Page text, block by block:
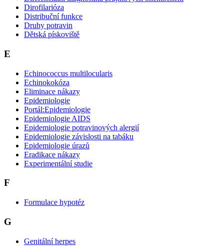
Dirofilarióza
Distribuční funkce
Druhy potravin
Dětská pískoviště
E
Echinococcus multilocularis
Echinokokóza
Eliminace nákazy
Epidemiologie
Portál:Epidemiologie
Epidemiologie AIDS
Epidemiologie potravinových alergií
Epidemiologie závislosti na tabáku
Epidemiologie úrazů
Eradikace nákazy
Experimentální studie
F
Formulace hypotéz
G
Genitální herpes